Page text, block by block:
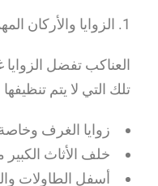
1. الزوايا والأركان المهملة
العناكب تفضل
تلك التي لا يتم
زوايا الغرف
خلف الأثاث الكبير
أسفل الطاولات